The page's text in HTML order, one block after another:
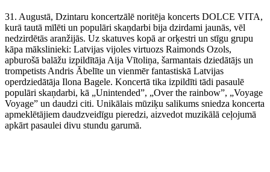
31. Augustā, Dzintaru koncertzālē noritēja koncerts DOLCE VITA,
kurā tautā mīlēti un populāri skaņdarbi bija dzirdami jaunās, vēl
nedzirdētās aranžijās. Uz skatuves kopā ar orķestri un stīgu grupu
kāpa mākslinieki: Latvijas vijoles virtuozs Raimonds Ozols,
apburošā balāžu izpildītāja Aija Vītoliņa, šarmantais dziedātājs un
trompetists Andris Ābelīte un vienmēr fantastiskā Latvijas
operdziedātāja Ilona Bagele. Koncertā tika izpildīti tādi pasaulē
populāri skaņdarbi, kā „Unintended”, „Over the rainbow”, „Voyage
Voyage” un daudzi citi. Unikālais mūziķu salikums sniedza koncerta
apmeklētājiem daudzveidīgu pieredzi, aizvedot muzikālā ceļojumā
apkārt pasaulei divu stundu garumā.